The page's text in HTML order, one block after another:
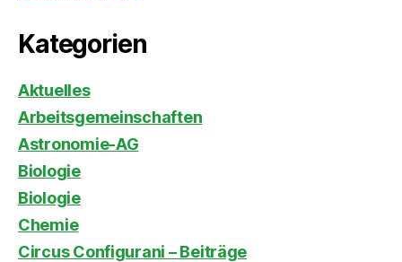
Kategorien
Aktuelles
Arbeitsgemeinschaften
Astronomie-AG
Biologie
Biologie
Chemie
Circus Configurani – Beiträge